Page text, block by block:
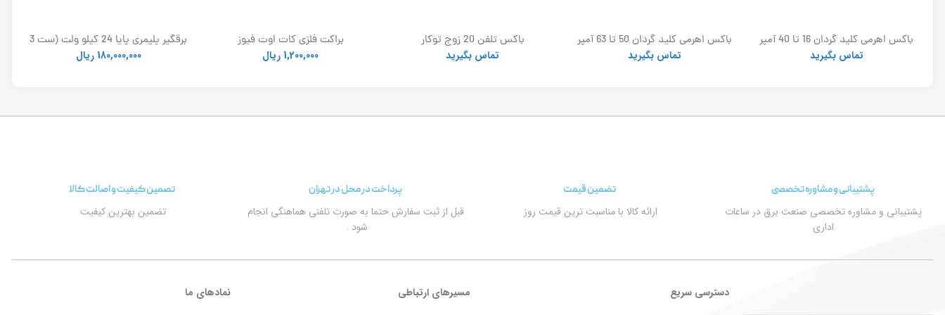
باکس اهرمی کلید گردان 16 تا 40 آمپر
الکترو کاوه
تماس بگیرید
باکس اهرمی کلید گردان 50 تا 63 آمپر
الکتروکاوه
تماس بگیرید
باکس تلفن 20 زوج توکار
تماس بگیرید
براکت فلزی کات اوت فیوز
1,200,000 ریال
برقگیر پلیمری پایا 24 کیلو ولت (ست 3
عددی)
180,000,000 ریال
پشتیبانی و مشاوره تخصصی
پشتیبانی و مشاوره تخصصی صنعت برق در ساعات
اداری
تضمین قیمت
ارائه کالا با مناسبت ترین قیمت روز
پرداخت در محل در تهران
قبل از ثبت سفارش حتما به صورت تلفنی هماهنگی انجام
شود .
تصمین کیفیت و اصالت کالا
تضمین بهترین کیفیت
دسترسی سریع مسیرهای ارتباطی نمادهای ما